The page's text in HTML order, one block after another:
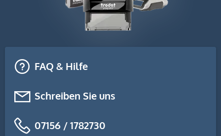
FAQ & Hilfe
Schreiben Sie uns
07156 / 1782730